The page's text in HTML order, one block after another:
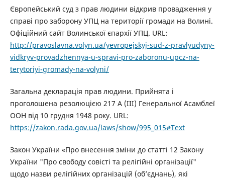
Європейський суд з прав людини відкрив провадження у
справі про заборону УПЦ на території громади на Волині.
Офіційний сайт Волинської єпархії УПЦ. URL:
http://pravoslavna.volyn.ua/yevropejskyj-sud-z-pravlyudyny-
vidkryv-provadzhennya-u-spravi-pro-zaboronu-upcz-na-
terytoriyi-gromady-na-volyni/
Загальна декларація прав людини. Прийнята і
проголошена резолюцією 217 A (III) Генеральної Асамблеї
ООН від 10 грудня 1948 року. URL:
https://zakon.rada.gov.ua/laws/show/995_015#Text
Закон України «Про внесення зміни до статті 12 Закону
України "Про свободу совісті та релігійні організації"
щодо назви релігійних організацій (об’єднань), які